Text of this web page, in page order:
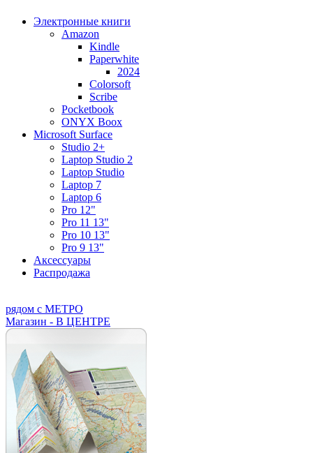
Электронные книги
Amazon
Kindle
Paperwhite
2024
Colorsoft
Scribe
Pocketbook
ONYX Boox
Microsoft Surface
Studio 2+
Laptop Studio 2
Laptop Studio
Laptop 7
Laptop 6
Pro 12"
Pro 11 13"
Pro 10 13"
Pro 9 13"
Аксессуары
Распродажа
рядом с МЕТРО
Магазин - В ЦЕНТРЕ